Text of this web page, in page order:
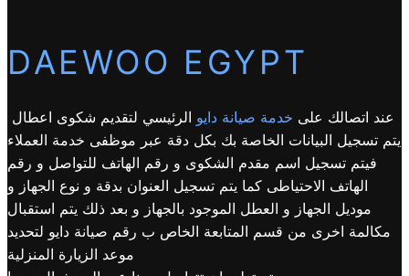
DAEWOO EGYPT
عند اتصالك على خدمة صيانة دايو الرئيسي لتقديم شكوى اعطال
يتم تسجيل البيانات الخاصة بك بكل دقة عبر موظفى خدمة العملاء
فيتم تسجيل اسم مقدم الشكوى و رقم الهاتف للتواصل و رقم
الهاتف الاحتياطى كما يتم تسجيل العنوان بدقة و نوع الجهاز و
موديل الجهاز و العطل الموجود بالجهاز و بعد ذلك يتم استقبال
مكالمة اخرى من قسم المتابعة الخاص ب رقم صيانة دايو لتحديد
موعد الزيارة المنزلية